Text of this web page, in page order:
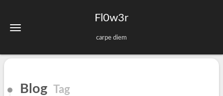
Fl0w3r
carpe diem
Blog Tag